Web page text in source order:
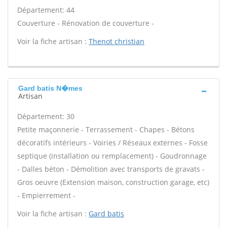
Département: 44
Couverture - Rénovation de couverture -
Voir la fiche artisan : Thenot christian
Gard batis N�mes
Artisan
Département: 30
Petite maçonnerie - Terrassement - Chapes - Bétons
décoratifs intérieurs - Voiries / Réseaux externes - Fosse
septique (installation ou remplacement) - Goudronnage
- Dalles béton - Démolition avec transports de gravats -
Gros oeuvre (Extension maison, construction garage, etc)
- Empierrement -
Voir la fiche artisan : Gard batis